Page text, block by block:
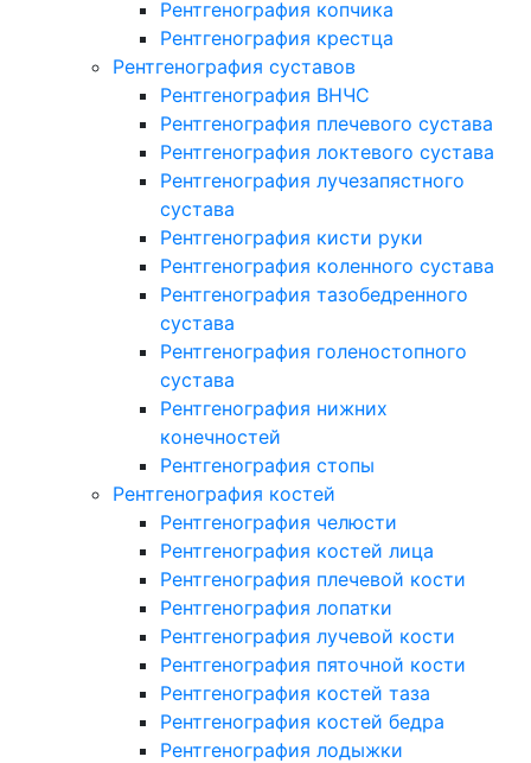
Рентгенография копчика
Рентгенография крестца
Рентгенография суставов
Рентгенография ВНЧС
Рентгенография плечевого сустава
Рентгенография локтевого сустава
Рентгенография лучезапястного
сустава
Рентгенография кисти руки
Рентгенография коленного сустава
Рентгенография тазобедренного
сустава
Рентгенография голеностопного
сустава
Рентгенография нижних
конечностей
Рентгенография стопы
Рентгенография костей
Рентгенография челюсти
Рентгенография костей лица
Рентгенография плечевой кости
Рентгенография лопатки
Рентгенография лучевой кости
Рентгенография пяточной кости
Рентгенография костей таза
Рентгенография костей бедра
Рентгенография лодыжки